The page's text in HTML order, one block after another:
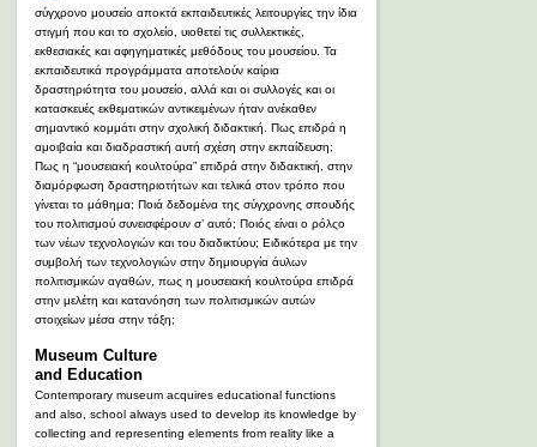
σύγχρονο μουσείο αποκτά εκπαιδευτικές λειτουργίες την ίδια
στιγμή που και το σχολείο, υιοθετεί τις συλλεκτικές,
εκθεσιακές και αφηγηματικές μεθόδους του μουσείου. Τα
εκπαιδευτικά προγράμματα αποτελούν καίρια
δραστηριότητα του μουσείο, αλλά και οι συλλογές και οι
κατασκευές εκθεματικών αντικειμένων ήταν ανέκαθεν
σημαντικό κομμάτι στην σχολική διδακτική. Πως επιδρά η
αμοιβαία και διαδραστική αυτή σχέση στην εκπαίδευση;
Πως η “μουσειακή κουλτούρα” επιδρά στην διδακτική, στην
διαμόρφωση δραστηριοτήτων και τελικά στον τρόπο που
γίνεται το μάθημα; Ποιά δεδομένα της σύγχρονης σπουδής
του πολιτισμού συνεισφέρουν σ’ αυτό; Ποιός είναι ο ρόλςο
των νέων τεχνολογιών και του διαδικτύου; Ειδικότερα με την
συμβολή των τεχνολογιών στην δημιουργία άυλων
πολιτισμικών αγαθών, πως η μουσειακή κουλτούρα επιδρά
στην μελέτη και κατανόηση των πολιτισμικών αυτών
στοιχείων μέσα στην τάξη;
Museum Culture
and Education
Contemporary museum acquires educational functions
and also, school always used to develop its knowledge by
collecting and representing elements from reality like a